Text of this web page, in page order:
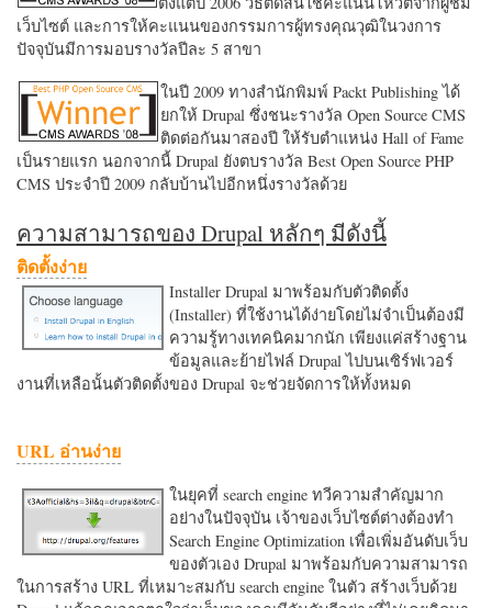
เว็บไซต์ และการให้คะแนนของกรรมการผู้ทรงคุณวุฒิในวงการ
ปัจจุบันมีการมอบรางวัลปีละ 5 สาขา
ในปี 2009 ทางสำนักพิมพ์ Packt Publishing ได้
ยกให้ Drupal ซึ่งชนะรางวัล Open Source CMS
ติดต่อกันมาสองปี ให้รับตำแหน่ง Hall of Fame
เป็นรายแรก นอกจากนี้ Drupal ยังตบรางวัล Best Open Source PHP
CMS ประจำปี 2009 กลับบ้านไปอีกหนึ่งรางวัลด้วย
ความสามารถของ Drupal หลักๆ มีดังนี้
ติดตั้งง่าย
Installer Drupal มาพร้อมกับตัวติดตั้ง
(Installer) ที่ใช้งานได้ง่ายโดยไม่จำเป็นต้องมี
ความรู้ทางเทคนิคมากนัก เพียงแค่สร้างฐาน
ข้อมูลและย้ายไฟล์ Drupal ไปบนเซิร์ฟเวอร์
งานที่เหลือนั้นตัวติดตั้งของ Drupal จะช่วยจัดการให้ทั้งหมด
URL อ่านง่าย
ในยุคที่ search engine ทวีความสำคัญมาก
อย่างในปัจจุบัน เจ้าของเว็บไซต์ต่างต้องทำ
Search Engine Optimization เพื่อเพิ่มอันดับเว็บ
ของตัวเอง Drupal มาพร้อมกับความสามารถ
ในการสร้าง URL ที่เหมาะสมกับ search engine ในตัว สร้างเว็บด้วย